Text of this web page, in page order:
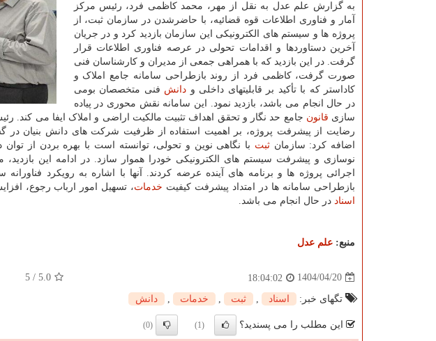
به گزارش علم عدل به نقل از مهر، محمد کاظمی فرد، رئیس مرکز
آمار و فناوری اطلاعات قوه قضائیه، با حاضرشدن در سازمان ثبت، از
پروژه ها و سیستم های الکترونیکی این سازمان بازدید کرد و در جریان
آخرین دستاوردها و اقدامات تحولی در عرصه فناوری اطلاعات قرار
گرفت. در این بازدید که با همراهی جمعی از مدیران و کارشناسان فنی
صورت گرفت، کاظمی فرد از روند بازطراحی سامانه جامع املاک و
کاداستر که با تأکید بر قابلیتهای داخلی و دانش فنی متخصصان بومی
در حال انجام می باشد، بازدید نمود. این سامانه نقش محوری در پیاده
سازی قانون جامع حد نگار و تحقق اهداف تثبیت مالکیت اراضی و املاک ایفا می کند.
رضایت از پیشرفت پروژه، بر اهمیت استفاده از ظرفیت شرکت های دانش بنیان در
اضافه کرد: سازمانثبت با نگاهی نوین و تحولی، توانسته است با بهره بردن از
نوسازی و پیشرفت سیستم های الکترونیکی خودرا هموار سازد. در ادامه این
اجرائی پروژه ها و برنامه های آینده عرضه کردند. آنها با اشاره به رویکرد
بازطراحی سامانه ها در امتداد پیشرفت کیفیت خدمات، تسهیل امور ارباب رجوع،
اسناد در حال انجام می باشد.
منبع: علم عدل
1404/04/20
18:04:02
5.0
/
5
تگهای خبر: اسناد ثبت خدمات دانش
این مطلب را می پسندید؟ (1)
(0)